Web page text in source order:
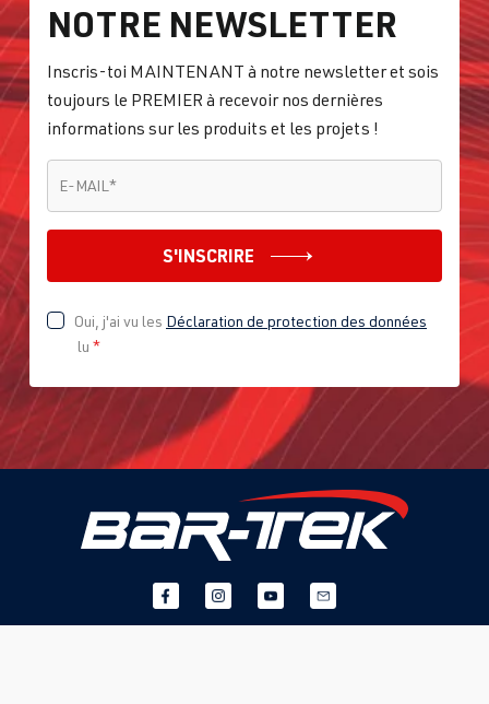
NOTRE NEWSLETTER
Inscris-toi MAINTENANT à notre newsletter et sois
toujours le PREMIER à recevoir nos dernières
informations sur les produits et les projets !
E-MAIL *
S'INSCRIRE
Oui, j'ai vu les Déclaration de protection des données
lu *